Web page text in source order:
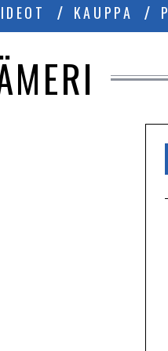
KAUPPA